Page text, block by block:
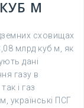
М
сховищах
млрд куб м, як
дані
газу в
і газ
українські ПСГ